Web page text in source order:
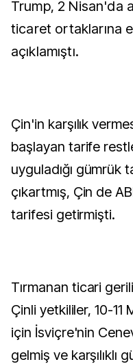
Trump, 2 Nisan'da
ticaret ortaklarına
açıklamıştı.
Çin'in karşılık
başlayan tarife
uyguladığı gümrük
çıkartmış, Çin de
tarifesi getirmişti.
Tırmanan ticari
Çinli yetkililer, 10-11
için İsviçre'nin
gelmiş ve karşılıklı